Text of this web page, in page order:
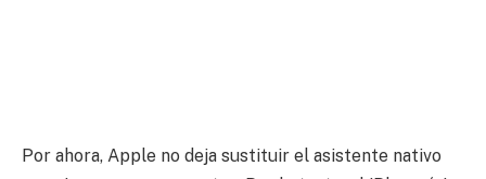
Por ahora, Apple no deja sustituir el asistente nativo